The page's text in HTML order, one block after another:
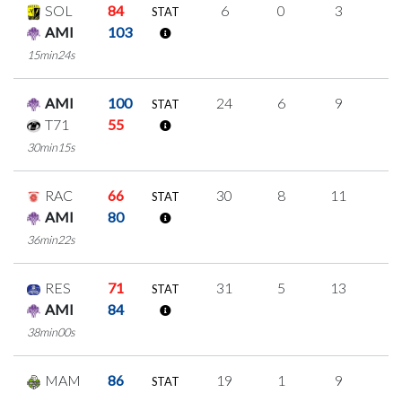
SOL
84
AMI
103
15min24s
STAT 6 0 3
AMI
100
T71
55
30min15s
STAT 24 6 9
RAC
66
AMI
80
36min22s
STAT 30 8 11
RES
71
AMI
84
38min00s
STAT 31 5 13
MAM
86
STAT 19 1 9